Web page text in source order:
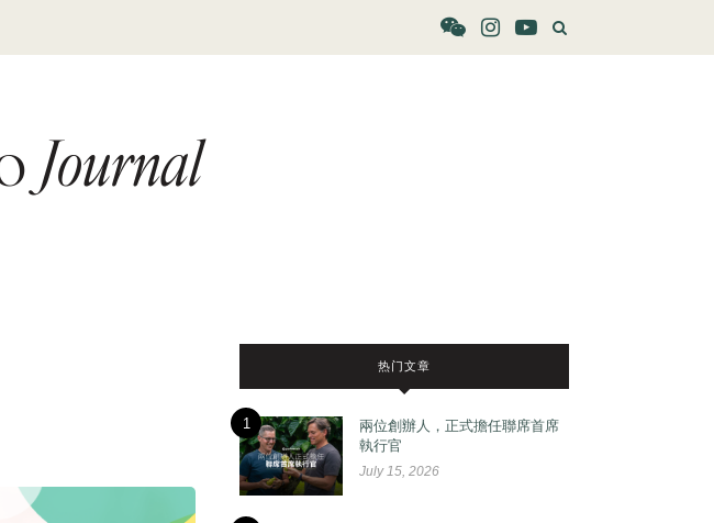
热门文章
1
兩位創辦人，正式擔任聯席首席
執行官
July 15, 2026